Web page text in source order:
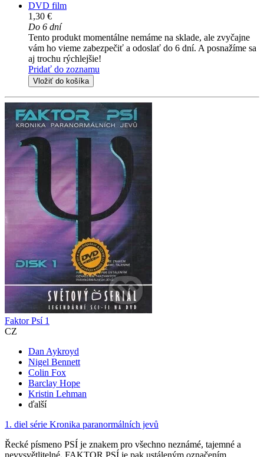
DVD film
1,30 €
Do 6 dní
Tento produkt momentálne nemáme na sklade, ale zvyčajne
vám ho vieme zabezpečiť a odoslať do 6 dní. A posnažíme sa
aj trochu rýchlejšie!
Pridať do zoznamu
Vložiť do košíka
Faktor Psí 1
CZ
Dan Aykroyd
Nigel Bennett
Colin Fox
Barclay Hope
Kristin Lehman
ďalší
1. diel série Kronika paranormálních jevů
Řecké písmeno PSÍ je znakem pro všechno neznámé, tajemné a